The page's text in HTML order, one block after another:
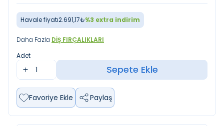
Havale fiyatı2.691,17₺%3 extra indirim
Daha Fazla DIŞ FIRÇALIKLARI
Adet
Sepete Ekle
Favoriye Ekle Paylaş